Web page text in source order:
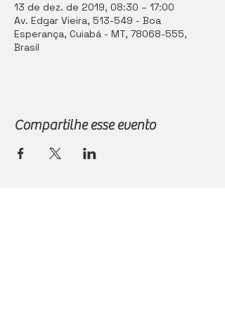
13 de dez. de 2019, 08:30 – 17:00
Av. Edgar Vieira, 513-549 - Boa
Esperança, Cuiabá - MT, 78068-555,
Brasil
Compartilhe esse evento